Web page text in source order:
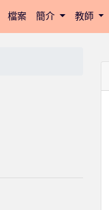
檔案 簡介 教師